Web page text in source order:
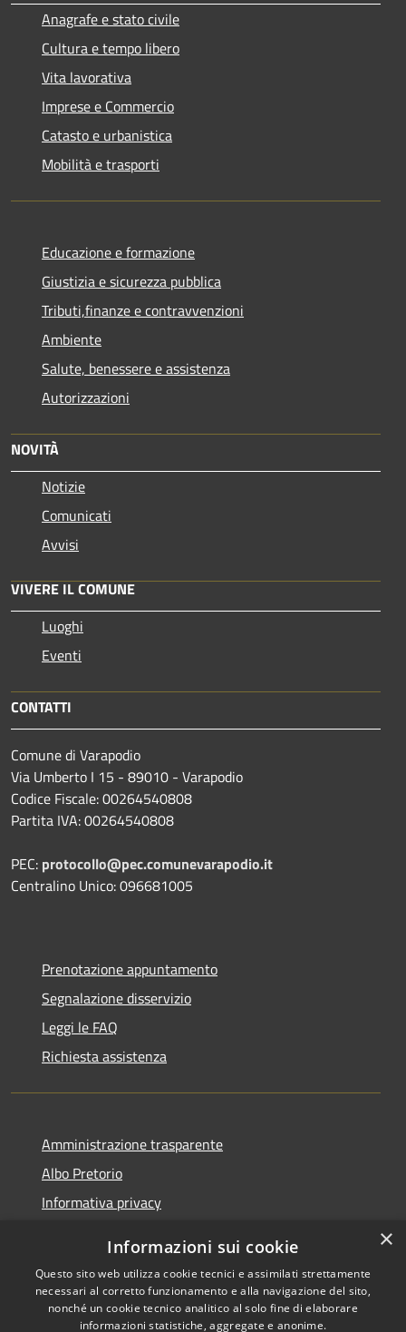
Anagrafe e stato civile
Cultura e tempo libero
Vita lavorativa
Imprese e Commercio
Catasto e urbanistica
Mobilità e trasporti
Educazione e formazione
Giustizia e sicurezza pubblica
Tributi,finanze e contravvenzioni
Ambiente
Salute, benessere e assistenza
Autorizzazioni
NOVITÀ
Notizie
Comunicati
Avvisi
VIVERE IL COMUNE
Luoghi
Eventi
CONTATTI
Comune di Varapodio
Via Umberto I 15 - 89010 - Varapodio
Codice Fiscale: 00264540808
Partita IVA: 00264540808
PEC: protocollo@pec.comunevarapodio.it
Centralino Unico: 096681005
Prenotazione appuntamento
Segnalazione disservizio
Leggi le FAQ
Richiesta assistenza
Amministrazione trasparente
Albo Pretorio
Informativa privacy
Dichiarazione di accessibilità
×
Informazioni sui cookie
Questo sito web utilizza cookie tecnici e assimilati strettamente
necessari al corretto funzionamento e alla navigazione del sito,
nonché un cookie tecnico analitico al solo fine di elaborare
informazioni statistiche, aggregate e anonime.